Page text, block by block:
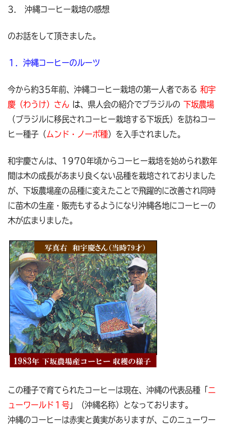
3． 沖縄コーヒー栽培の感想
のお話をして頂きました。
１．沖縄コーヒーのルーツ
今から約35年前、沖縄コーヒー栽培の第一人者である 和宇
慶（わうけ）さん は、県人会の紹介でブラジルの 下坂農場
（ブラジルに移民されコーヒー栽培する下坂氏）を訪ねコー
ヒー種子（ ムンド・ノーボ種）を入手されました。
和宇慶さんは、1970年頃からコーヒー栽培を始められ数年
間は木の成長があまり良くない品種を栽培されておりました
が、下坂農場産の品種に変えたことで飛躍的に改善され同時
に苗木の生産・販売もするようになり沖縄各地にコーヒーの
木が広まりました。
この種子で育てられたコーヒーは現在、沖縄の代表品種「
ニ
ューワールド１号 」（沖縄名称）となっております。
沖縄のコーヒーは赤実と黄実がありますが、このニューワー